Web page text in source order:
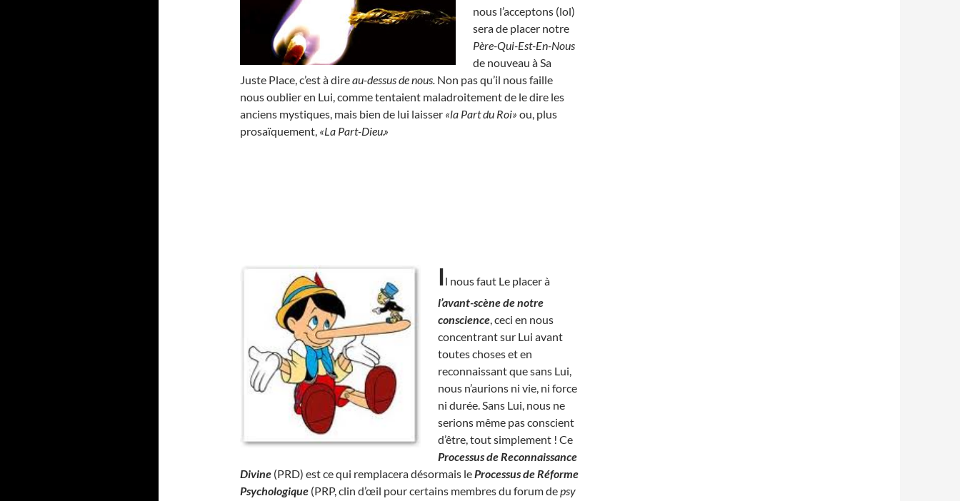
nous l’acceptons (lol)
sera de placer notre
Père-Qui-Est-En-Nous
de nouveau à Sa
Juste Place, c’est à direau-dessus de nous. Non pas qu’il nous faille
nous oublier en Lui, comme tentaient maladroitement de le dire les
anciens mystiques, mais bien de lui laisser «la Part du Roi» ou, plus
prosaïquement, «La Part-Dieu.»
Il nous faut Le placer à
l’avant-scène de notre
conscience, ceci en nous
concentrant sur Lui avant
toutes choses et en
reconnaissant que sans Lui,
nous n’aurions ni vie, ni force
ni durée. Sans Lui, nous ne
serions même pas conscient
d’être, tout simplement ! Ce
Processus de Reconnaissance
Divine (PRD) est ce qui remplacera désormais leProcessus de Réforme
Psychologique (PRP, clin d’œil pour certains membres du forum depsy